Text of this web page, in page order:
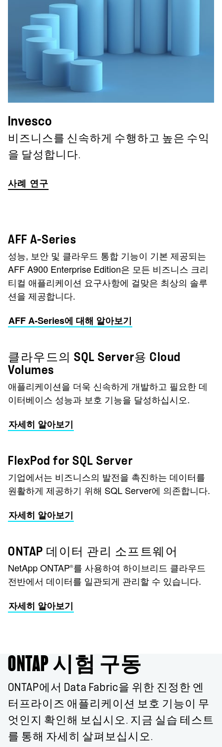
Invesco
비즈니스를 신속하게 수행하고 높은 수익
을 달성합니다.
사례 연구
AFF A-Series
성능, 보안 및 클라우드 통합 기능이 기본 제공되는
AFF A900 Enterprise Edition은 모든 비즈니스 크리
티컬 애플리케이션 요구사항에 걸맞은 최상의 솔루
션을 제공합니다.
AFF A-Series에 대해 알아보기
클라우드의 SQL Server용 Cloud
Volumes
애플리케이션을 더욱 신속하게 개발하고 필요한 데
이터베이스 성능과 보호 기능을 달성하십시오.
자세히 알아보기
FlexPod for SQL Server
기업에서는 비즈니스의 발전을 촉진하는 데이터를
원활하게 제공하기 위해 SQL Server에 의존합니다.
자세히 알아보기
ONTAP 데이터 관리 소프트웨어
NetApp ONTAP®를 사용하여 하이브리드 클라우드
전반에서 데이터를 일관되게 관리할 수 있습니다.
자세히 알아보기
ONTAP 시험 구동
ONTAP에서 Data Fabric을 위한 진정한 엔
터프라이즈 애플리케이션 보호 기능이 무
엇인지 확인해 보십시오. 지금 실습 테스트
를 통해 자세히 살펴보십시오.